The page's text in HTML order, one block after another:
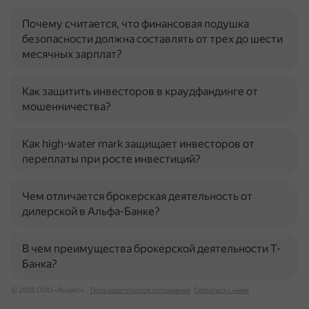
Почему считается, что финансовая подушка
безопасности должна составлять от трех до шести
месячных зарплат?
Как защитить инвесторов в краудфандинге от
мошенничества?
Как high-water mark защищает инвесторов от
переплаты при росте инвестиций?
Чем отличается брокерская деятельность от
дилерской в Альфа-Банке?
В чем преимущества брокерской деятельности Т-
Банка?
© 2026 ООО «Яндекс» Пользовательское соглашение Связаться с нами